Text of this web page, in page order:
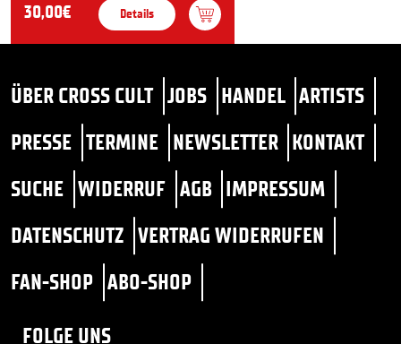
30,00€ Details
ÜBER CROSS CULT JOBS HANDEL ARTISTS
PRESSE TERMINE NEWSLETTER KONTAKT
SUCHE WIDERRUF AGB IMPRESSUM
DATENSCHUTZ VERTRAG WIDERRUFEN
FAN-SHOP ABO-SHOP
FOLGE UNS